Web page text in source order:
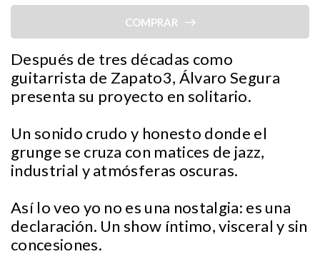
COMPRAR
Después de tres décadas como
guitarrista de Zapato3, Álvaro Segura
presenta su proyecto en solitario.
Un sonido crudo y honesto donde el
grunge se cruza con matices de jazz,
industrial y atmósferas oscuras.
Así lo veo yo no es una nostalgia: es una
declaración. Un show íntimo, visceral y sin
concesiones.